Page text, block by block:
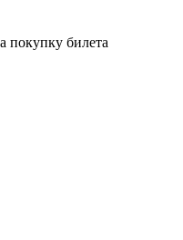
покупку билета